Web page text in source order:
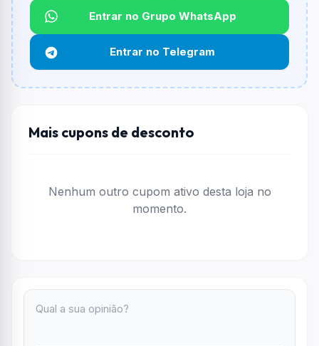
Não informado ou sem limite.
Funciona em qualquer produto?
Não necessariamente. Depende de itens participantes
e alguns vendedores ou produtos especificos podem
não aceitar cupons.
Entrar no Grupo WhatsApp
Entrar no Telegram
Mais cupons de desconto
Nenhum outro cupom ativo desta loja no
momento.